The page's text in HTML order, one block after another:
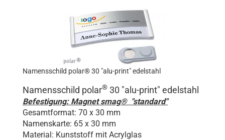
Namensschild polar® 30 "alu-print" edelstahl
Namensschild polar® 30 "alu-print" edelstahl
Befestigung: Magnet smag® "standard"
Gesamtformat: 70 x 30 mm
Namenskarte: 65 x 30 mm
Material: Kunststoff mit Acrylglas